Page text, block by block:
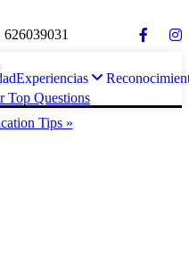
626039031
Experiencias
Top Questions
Tips »